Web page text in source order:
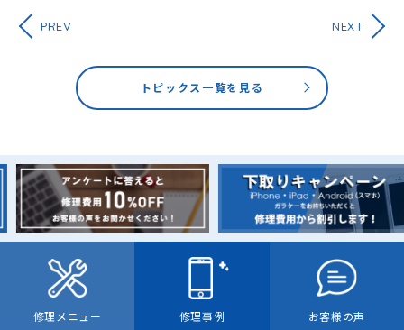
PREV NEXT
トピックス一覧を見る
修理メニュー 修理事例 お客様の声